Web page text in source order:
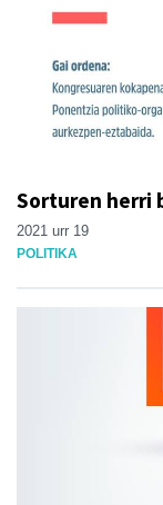
Sorturen herri
2021 urr 19
POLITIKA